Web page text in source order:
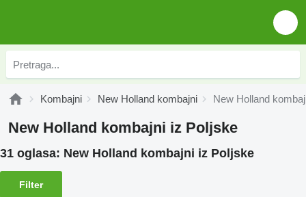
Kombajni New Holland kombajni New Holland
New Holland kombajni iz Poljske
31 oglasa: New Holland kombajni iz Poljske
Filter